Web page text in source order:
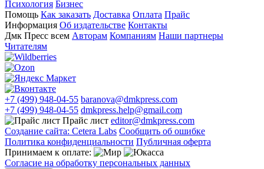
Психология Бизнес
Помощь Как заказать Доставка Оплата Прайс
Информация Об издательстве Контакты
Дмк Пресс всем Авторам Компаниям Наши партнеры
Читателям
+7 (499) 948-04-55 baranova@dmkpress.com
+7 (499) 948-04-55 dmkpress.help@gmail.com
Прайс лист editor@dmkpress.com
Создание сайта: Cetera Labs Сообщить об ошибке
Политика конфиденциальности Публичная оферта
Принимаем к оплате:
Согласие на обработку персональных данных